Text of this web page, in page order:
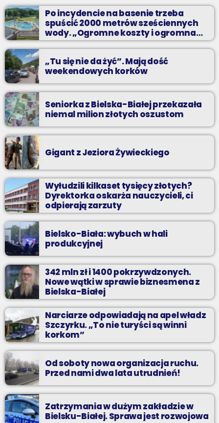
Zadzwoń do nas, wybierz jedną z dwóch muzycznych
propozycji i pozdrów bliskich na żywo w Radiu BIELSKO.
Po incydencie na basenie trzeba
spuścić 2000 metrów sześciennych
wody. „Ogromne koszty i ogromna
praca”
„Tu się nie da żyć”. Mają dość
weekendowych korków
Seniorka z Bielska-Białej przekazała
niemal milion złotych oszustom
Gigant z Jeziora Żywieckiego
Wyłudzili kilkaset tysięcy złotych?
Dyrektorka oskarża nauczycieli, ci
odpierają zarzuty
Bielsko-Biała: wybuch w hali
produkcyjnej
342 mln zł i 1400 pokrzywdzonych.
Nowe wątki w sprawie biznesmena z
Bielska-Białej
Narciarze odpowiadają na apel władz
Szczyrku. „To nie turyści są winni
korkom”
Od soboty nowa organizacja ruchu.
Przed nami dwa lata utrudnień!
Zatrzymania w dużym zakładzie w
Bielsku-Białej. Sprawa jest rozwojowa